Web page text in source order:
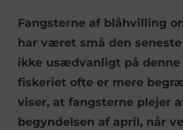
Fangsterne af blåhvilling
har været små den
ikke usædvanligt på
fiskeriet ofte er mere
viser, at fangsterne plejer
begyndelsen af april, når